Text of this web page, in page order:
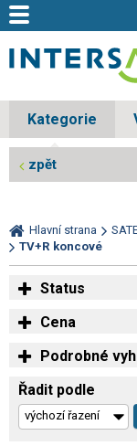
Kategorie
zpět
Hlavní strana
TV+R koncové
Status
Cena
Podrobné
Řadit podle